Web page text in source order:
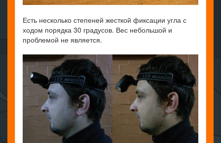
Есть несколько степеней жесткой фиксации угла с
ходом порядка 30 градусов. Вес небольшой и
проблемой не является.